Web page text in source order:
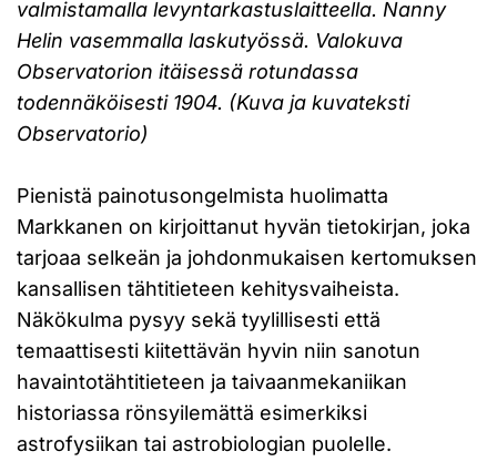
valmistamalla levyntarkastuslaitteella. Nanny
Helin vasemmalla laskutyössä. Valokuva
Observatorion itäisessä rotundassa
todennäköisesti 1904. (Kuva ja kuvateksti
Observatorio)
Pienistä painotusongelmista huolimatta
Markkanen on kirjoittanut hyvän tietokirjan, joka
tarjoaa selkeän ja johdonmukaisen kertomuksen
kansallisen tähtitieteen kehitysvaiheista.
Näkökulma pysyy sekä tyylillisesti että
temaattisesti kiitettävän hyvin niin sanotun
havaintotähtitieteen ja taivaanmekaniikan
historiassa rönsyilemättä esimerkiksi
astrofysiikan tai astrobiologian puolelle.